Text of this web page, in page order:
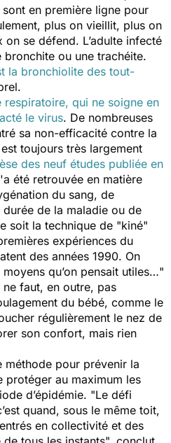
en première ligne pour
plus on vieillit, plus on
se défend. L’adulte infecté
ou une trachéite.
la bronchiolite des tout-
.
respiratoire, qui ne soigne en
le virus. De nombreuses
sa non-efficacité contre la
toujours très largement
des neuf études publiée en
été retrouvée en matière
du sang, de
de la maladie ou de
soit la technique de "kiné"
expériences du
des années 1990. On
qu’on pensait utiles…"
ne faut, en outre, pas
du bébé, comme le
régulièrement le nez de
son confort, mais rien
méthode pour prévenir la
protéger au maximum les
d’épidémie. "Le défi
quand, sous le même toit,
en collectivité et des